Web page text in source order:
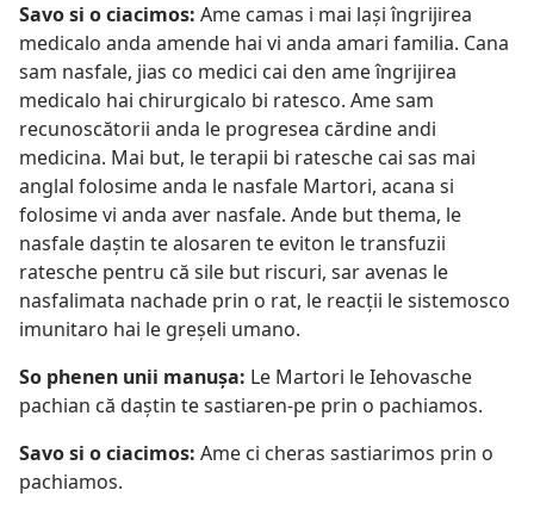
Savo si o ciacimos: Ame camas i mai lași îngrijirea
medicalo anda amende hai vi anda amari familia. Cana
sam nasfale, jias co medici cai den ame îngrijirea
medicalo hai chirurgicalo bi ratesco. Ame sam
recunoscătorii anda le progresea cărdine andi
medicina. Mai but, le terapii bi ratesche cai sas mai
anglal folosime anda le nasfale Martori, acana si
folosime vi anda aver nasfale. Ande but thema, le
nasfale daștin te alosaren te eviton le transfuzii
ratesche pentru că sile but riscuri, sar avenas le
nasfalimata nachade prin o rat, le reacții le sistemosco
imunitaro hai le greșeli umano.
So phenen unii manușa: Le Martori le Iehovasche
pachian că daștin te sastiaren-pe prin o pachiamos.
Savo si o ciacimos: Ame ci cheras sastiarimos prin o
pachiamos.